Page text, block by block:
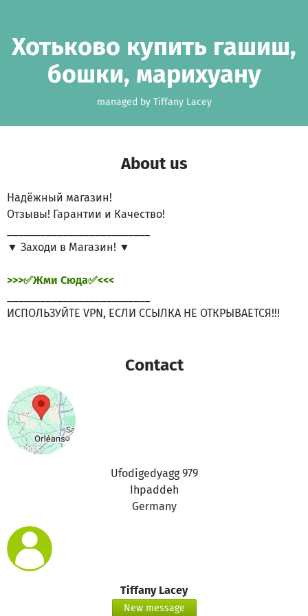
Хотьково купить гашиш,
бошки, марихуану
managed by Tiffany Lacey
About us
Надёжный магазин!
Отзывы! Гарантии и Качество!
▼ Заходи в Магазин! ▼
>>>✅Жми Сюда✅<<<
ИСПОЛЬЗУЙТЕ VPN, ЕСЛИ ССЫЛКА НЕ ОТКРЫВАЕТСЯ!!!
Contact
Ufodigedyagg 979
Ihpaddeh
Germany
Tiffany Lacey
New message